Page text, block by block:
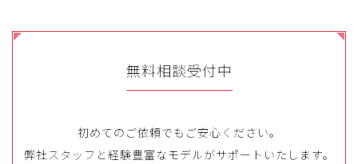
無料相談受付中
初めてのご依頼でもご安心ください。
弊社スタッフと経験豊富なモデルがサポートいたします。